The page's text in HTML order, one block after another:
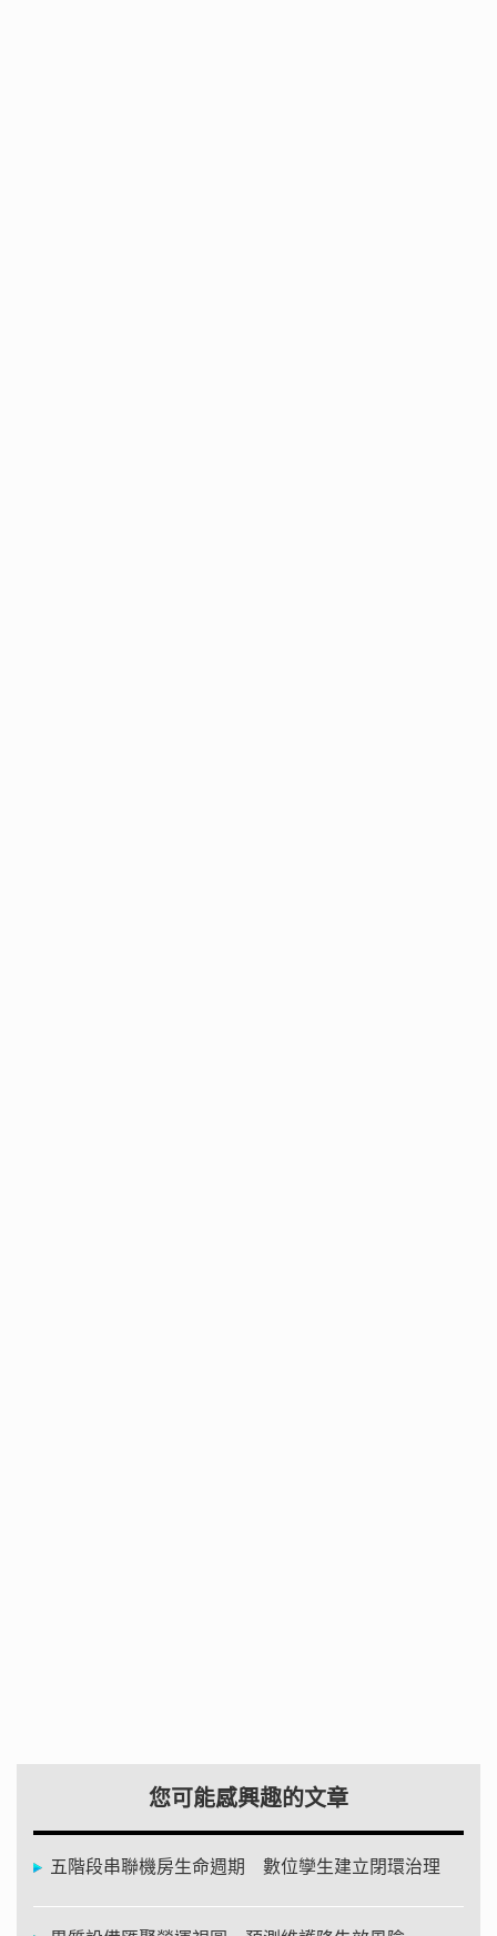
您可能感興趣的文章
五階段串聯機房生命週期 數位孿生建立閉環治理